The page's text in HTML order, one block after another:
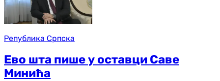
Република Српска
Ево шта пише у оставци Саве
Минића